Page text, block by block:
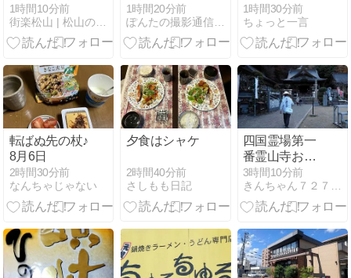
おどり開催！
演舞会場や音
楽フェス、松
演舞にも注目
1時間10分前
街楽松山 | 松山の街を“オモシロク”するブログ
1時間20分前
ぽんたの撮影通信＆うどん麺類大好き生活
1時間30分前
ちょっと一言
転ばぬ先の杖♪
8月6日
2時間30分前
なんちゃじゃない
夕食はシャケ
2時間40分前
さしもも日記
四国霊場第一
番霊山寺お礼
参り
3時間10分前
きんちゃん７２７日記 - 楽天ブログ